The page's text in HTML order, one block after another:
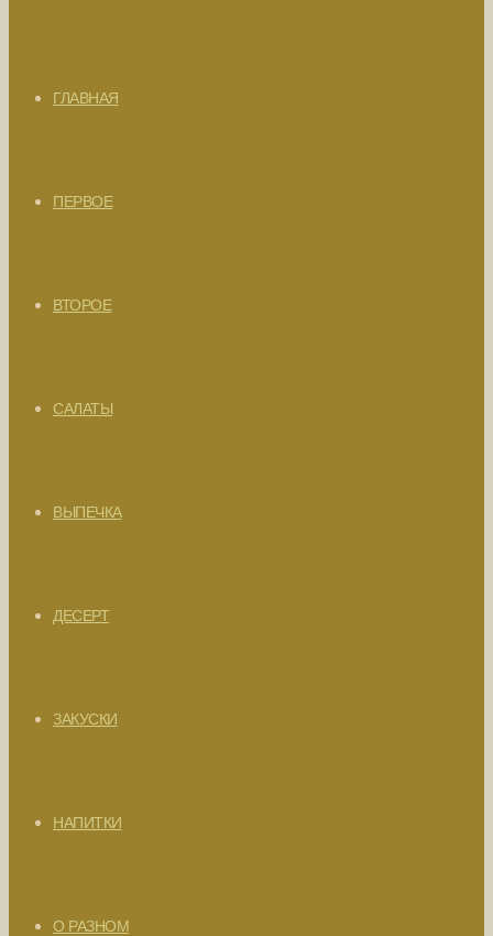
ГЛАВНАЯ
ПЕРВОЕ
ВТОРОЕ
САЛАТЫ
ВЫПЕЧКА
ДЕСЕРТ
ЗАКУСКИ
НАПИТКИ
О РАЗНОМ